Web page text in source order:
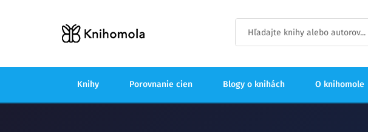
Knihy Porovnanie cien Blogy o knihách O knihomole